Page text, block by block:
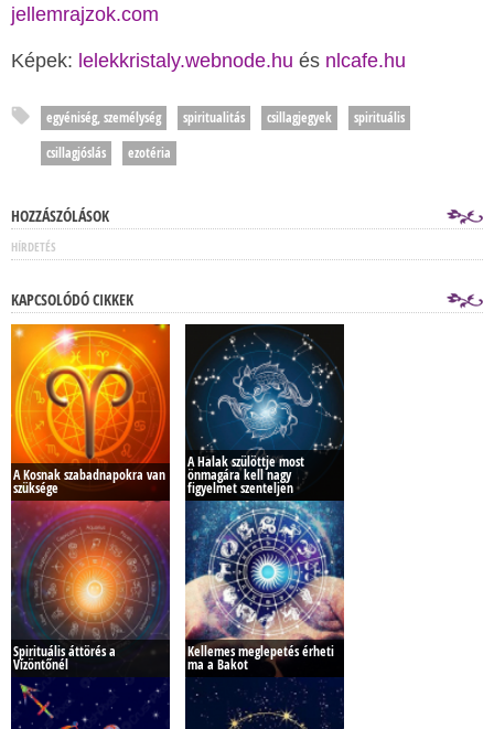
jellemrajzok.com
Képek: lelekkristaly.webnode.hu és nlcafe.hu
egyéniség, személység spiritualitás csillagjegyek
spirituális
csillagjóslás
ezotéria
HOZZÁSZÓLÁSOK
HÍRDETÉS
KAPCSOLÓDÓ CIKKEK
A Kosnak szabadnapokra van
szüksége
A Halak szülöttje most
önmagára kell nagy
figyelmet szenteljen
Spirituális áttörés a
Vízöntőnél
Kellemes meglepetés érheti
ma a Bakot